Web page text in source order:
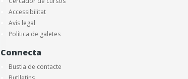
Accessibilitat
Avís legal
Política de galetes
Connecta
Bustia de contacte